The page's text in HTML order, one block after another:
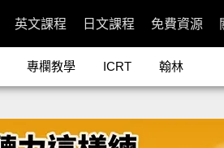
英文課程 日文課程 免費資源
專欄教學 ICRT 翰林